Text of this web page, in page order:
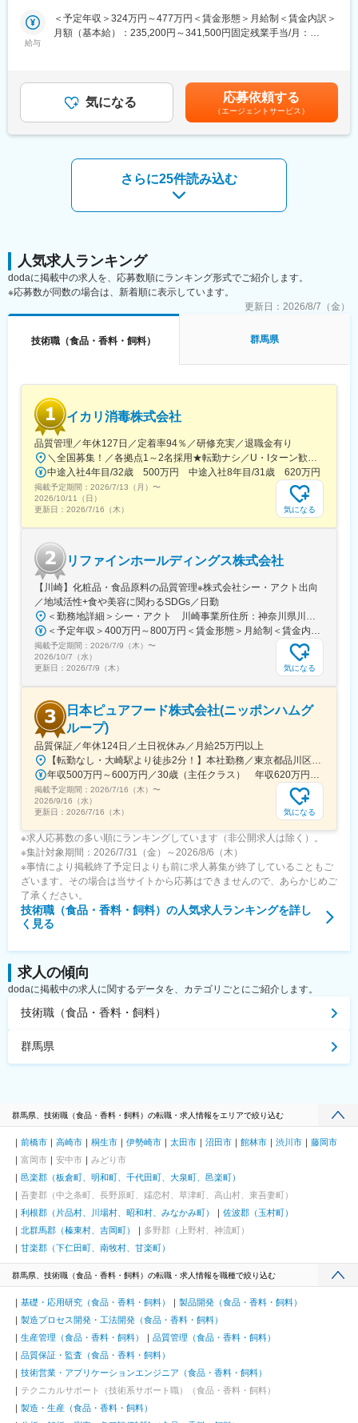
引き出す、それが私たちの使命です～
ロングセラー商品「きゅうりのキューちゃん」をはじめ、「こく
核としての「TQMSセンター」を有し、漬物のあらゆる可能性を
追求しています。
＜入社後の流れ＞
まずはライン長のもとで業務を覚えるところからスタートしてい
を大切にしながら進めていくポジションです。また、ゆくゆくは
マネジメント方面へのステップアップもございます。
ビニエンスストア(イオンやミニストップ）からの信頼を獲得して
いる当社にて、洋菓子製造職でのお仕事をお任せいたします。
※主に下記に製造・製造管理業務に携わっていただきます。
・検品作業（製造された商品が製造指示書通りに製造されている
かの確認）
・在庫管理
・製造工程への人員配置の指示出し など
＜製造する商品例＞
■当社の特徴
当社はコンビニスイーツの企画・販売会社としての地位を確立し
ています。大手スーパーやコンビニエンスストア(イオンやミニス
トップ）からも信頼を得ており、長期で取引が続いています。ま
た、全国の流通企業(大手量販店・スーパー・コンビニ）の99%に
スイーツを販売しています。
■徹底した品質管理
当社では全体の雑菌をシャットアウトしたクリーンルーム設計が
施されております。食材や自然環境などはもちろん衛生的なデザ
しています。
変更の範囲：会社の定める業務
給与
＜予定年収＞324万円～477万円＜賃金形態＞月給制＜賃金内訳＞
月額（基本給）：235,200円～341,500円固定残業手当/月：
はあくまで目安です。当社規定に基づき、年齢・経験・前職給等
考慮致します。賃金はあくまでも目安の金額であり、選考を通じ
て上下する可能性があります。月給(月額)は固定手当を含めた表記
です。
気になる 応募依頼する
（エージェントサービス）
さらに25件読み込む
人気求人ランキング
dodaに掲載中の求人を、応募数順にランキング形式でご紹介します。
※応募数が同数の場合は、新着順に表示しています。
更新日： 2026/8/7（金）
技術職（食品・香料・飼料） 群馬県
イカリ消毒株式会社
品質管理／年休127日／定着率94％／研修充実／退職金有り
＼全国募集！／各拠点1～2名採用★転勤ナシ／U・Iターン歓迎└配属先は100％希望を反映★マイカー通勤＆直行直帰OK（勤務地や現場による）＼積極採用エリア／【北海道】北海道／旭川市、北見市、釧路市【東北】宮城県／仙台市【関東】茨城県／つくば市 東京都／江東区、町田市、武蔵村山市 埼玉県／さいたま市、ふじみ野市 神奈川県／横浜市、藤沢市、伊勢原市 山梨県／中央市【東海】岐阜県／羽島市 愛知県／名古屋市、知立市 三重県／四日市市【北信越】新潟県／新潟市、長岡市【関西】京都府／京都市 大阪府／東大阪市 兵庫県／加古川市、神戸市、西宮市【中国】鳥取県／米子市 岡山県／岡山市【四国】徳島県／徳島市 広島県／福山市【九州】福岡県／福岡市 熊本県／熊本市 鹿児島県／鹿児島市※詳しい所在地は当社HPをご覧ください。https://www.ikari.co.jp/company/network/
中途入社4年目/32歳 500万円 中途入社8年目/31歳 620万円
掲載予定期間： 2026/7/13（月） 〜
2026/10/11（日）
更新日： 2026/7/16（木） 気になる
リファインホールディングス株式会社
【川崎】化粧品・食品原料の品質管理※株式会社シー・アクト出向
／地域活性+食や美容に関わるSDGs／日勤
＜勤務地詳細＞シー・アクト 川崎事業所住所：神奈川県川崎市川崎区殿町２丁目17-8 川崎事業所勤務地最寄駅：太子線／小島新田駅受動喫煙対策：敷地内喫煙可能場所あり変更の範囲：会社の定める事業所
＜予定年収＞400万円～800万円＜賃金形態＞月給制＜賃金内訳＞月額（基本給）：240,000円～485,000円＜月給＞240,000円～485,000円＜昇給有無＞有＜残業手当＞有＜給与補足＞【賞与】年2回（3月 / 9月）【昇給】年1回（1月）※年齢・経験を考慮の上、決定いたします。賃金はあくまでも目安の金額であり、選考を通じて上下する可能性があります。月給(月額)は固定手当を含めた表記です。
掲載予定期間： 2026/7/9（木） 〜
2026/10/7（水）
更新日： 2026/7/9（木） 気になる
日本ピュアフード株式会社(ニッポンハムグ
ループ)
品質保証／年休124日／土日祝休み／月給25万円以上
【転勤なし・大崎駅より徒歩2分！】本社勤務／東京都品川区大崎2-1-1 ThinkPark Tower11Fアクセス：JR「大崎駅」南改札口新西口よりペデストリアンデッキで徒歩2分※受動喫煙対策：屋内原則禁煙（喫煙室あり）
年収500万円～600万円／30歳（主任クラス） 年収620万円～700万円／35歳（係長クラス）
掲載予定期間： 2026/7/16（木） 〜
2026/9/16（水）
更新日： 2026/7/16（木） 気になる
※求人応募数の多い順にランキングしています（非公開求人は除く）。
※集計対象期間：2026/7/31（金）～2026/8/6（木）
※事情により掲載終了予定日よりも前に求人募集が終了していることもご
ざいます。その場合は当サイトから応募はできませんので、あらかじめご
了承ください。
技術職（食品・香料・飼料） の人気求人ランキングを詳し
く見る
求人の傾向
dodaに掲載中の求人に関するデータを、カテゴリごとにご紹介します。
技術職（食品・香料・飼料）
群馬県
群馬県、技術職（食品・香料・飼料）の転職・求人情報をエリアで絞り込む
前橋市 高崎市 桐生市 伊勢崎市 太田市 沼田市 館林市 渋川市
藤岡市
富岡市
安中市
みどり市
邑楽郡（板倉町、明和町、千代田町、大泉町、邑楽町）
吾妻郡（中之条町、長野原町、嬬恋村、草津町、高山村、東吾妻町）
利根郡（片品村、川場村、昭和村、みなかみ町）
佐波郡（玉村町）
北群馬郡（榛東村、吉岡町）
多野郡（上野村、神流町）
甘楽郡（下仁田町、南牧村、甘楽町）
群馬県、技術職（食品・香料・飼料）の転職・求人情報を職種で絞り込む
基礎・応用研究（食品・香料・飼料）
製品開発（食品・香料・飼料）
製造プロセス開発・工法開発（食品・香料・飼料）
生産管理（食品・香料・飼料）
品質管理（食品・香料・飼料）
品質保証・監査（食品・香料・飼料）
技術営業・アプリケーションエンジニア（食品・香料・飼料）
テクニカルサポート（技術系サポート職）（食品・香料・飼料）
製造・生産（食品・香料・飼料）